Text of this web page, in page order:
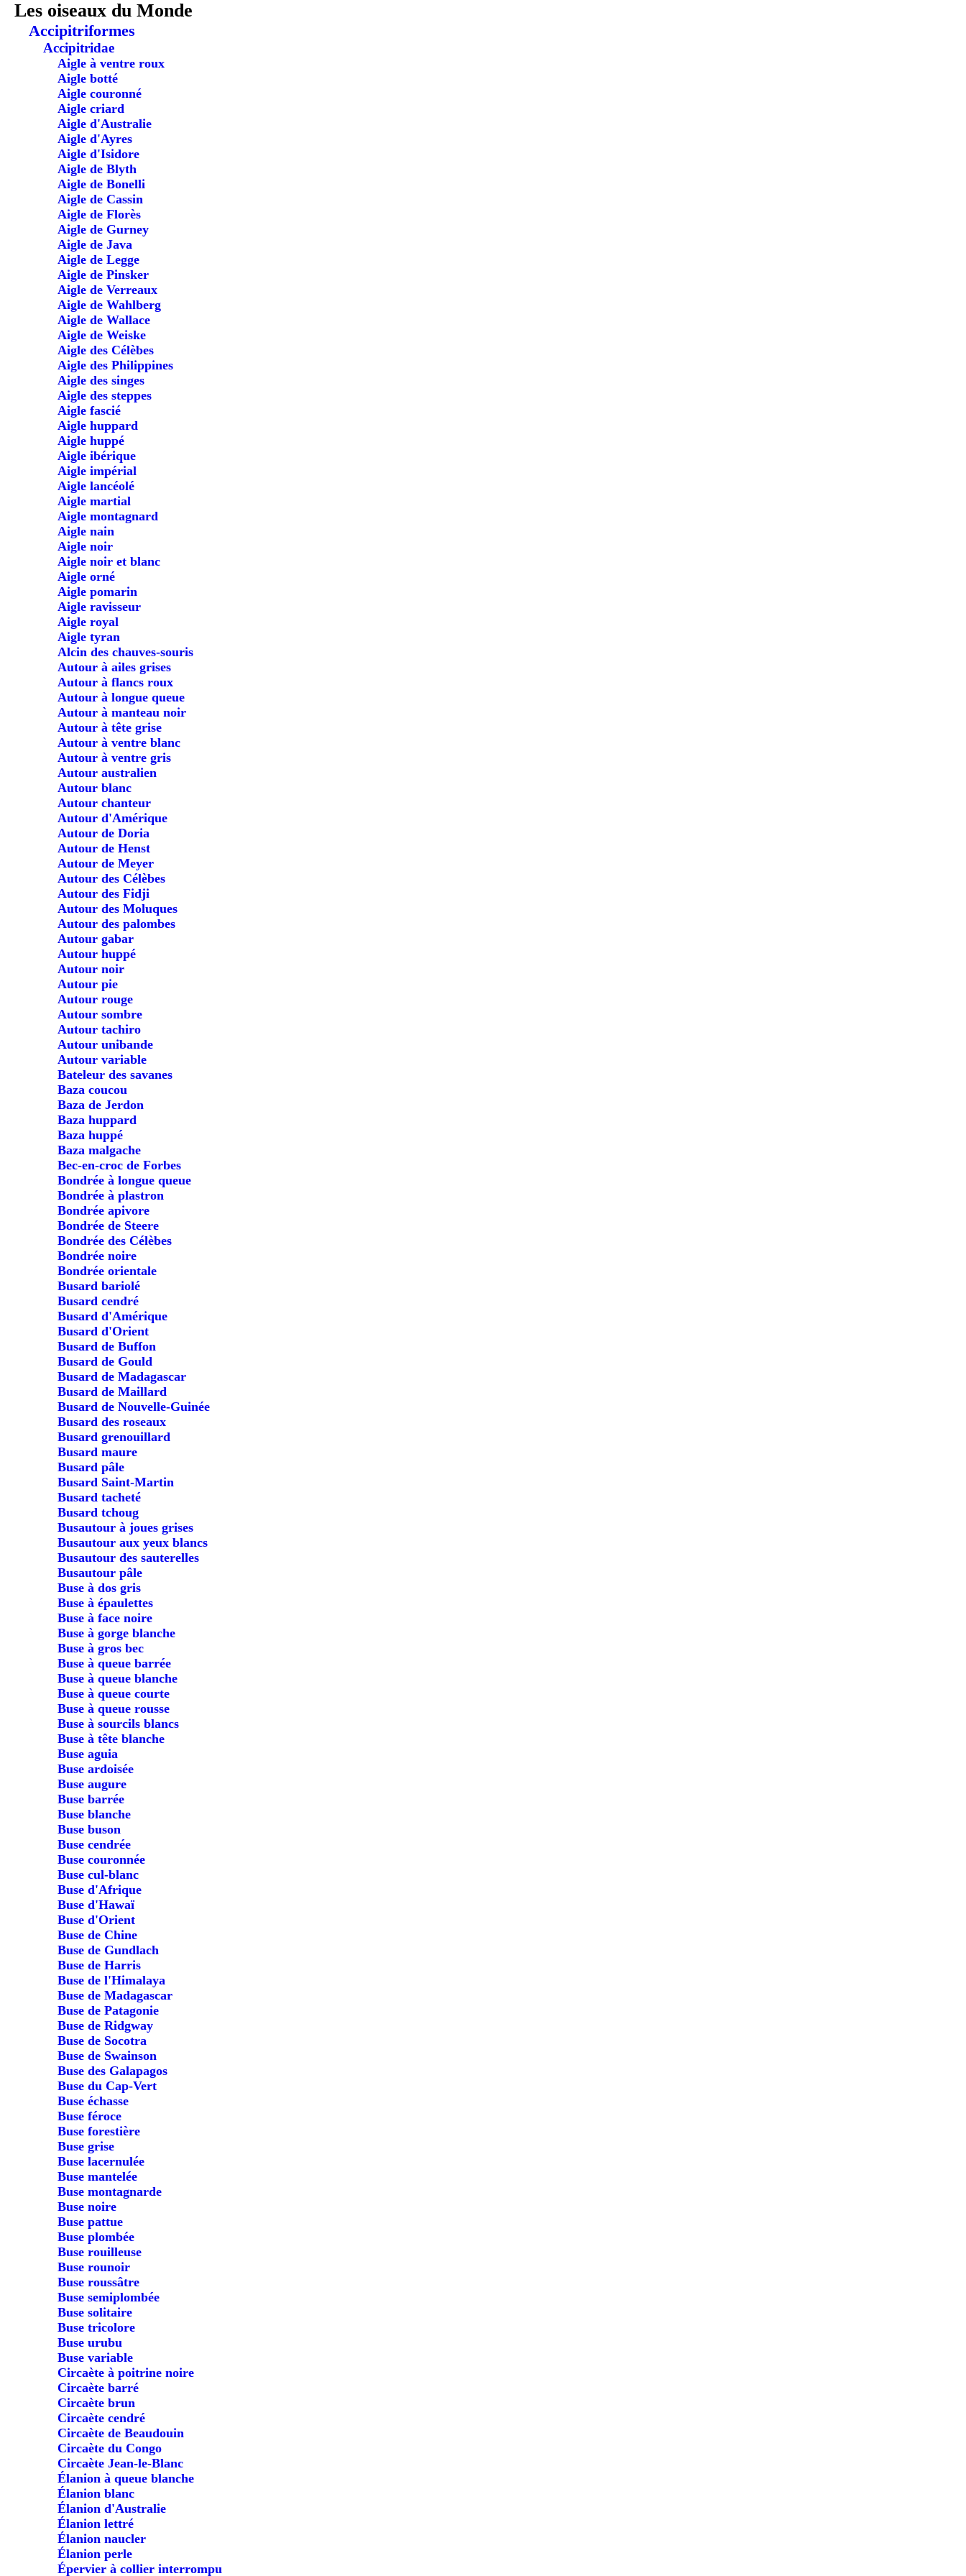
Les oiseaux du Monde
Accipitriformes
Accipitridae
Aigle à ventre roux
Aigle botté
Aigle couronné
Aigle criard
Aigle d'Australie
Aigle d'Ayres
Aigle d'Isidore
Aigle de Blyth
Aigle de Bonelli
Aigle de Cassin
Aigle de Florès
Aigle de Gurney
Aigle de Java
Aigle de Legge
Aigle de Pinsker
Aigle de Verreaux
Aigle de Wahlberg
Aigle de Wallace
Aigle de Weiske
Aigle des Célèbes
Aigle des Philippines
Aigle des singes
Aigle des steppes
Aigle fascié
Aigle huppard
Aigle huppé
Aigle ibérique
Aigle impérial
Aigle lancéolé
Aigle martial
Aigle montagnard
Aigle nain
Aigle noir
Aigle noir et blanc
Aigle orné
Aigle pomarin
Aigle ravisseur
Aigle royal
Aigle tyran
Alcin des chauves-souris
Autour à ailes grises
Autour à flancs roux
Autour à longue queue
Autour à manteau noir
Autour à tête grise
Autour à ventre blanc
Autour à ventre gris
Autour australien
Autour blanc
Autour chanteur
Autour d'Amérique
Autour de Doria
Autour de Henst
Autour de Meyer
Autour des Célèbes
Autour des Fidji
Autour des Moluques
Autour des palombes
Autour gabar
Autour huppé
Autour noir
Autour pie
Autour rouge
Autour sombre
Autour tachiro
Autour unibande
Autour variable
Bateleur des savanes
Baza coucou
Baza de Jerdon
Baza huppard
Baza huppé
Baza malgache
Bec-en-croc de Forbes
Bondrée à longue queue
Bondrée à plastron
Bondrée apivore
Bondrée de Steere
Bondrée des Célèbes
Bondrée noire
Bondrée orientale
Busard bariolé
Busard cendré
Busard d'Amérique
Busard d'Orient
Busard de Buffon
Busard de Gould
Busard de Madagascar
Busard de Maillard
Busard de Nouvelle-Guinée
Busard des roseaux
Busard grenouillard
Busard maure
Busard pâle
Busard Saint-Martin
Busard tacheté
Busard tchoug
Busautour à joues grises
Busautour aux yeux blancs
Busautour des sauterelles
Busautour pâle
Buse à dos gris
Buse à épaulettes
Buse à face noire
Buse à gorge blanche
Buse à gros bec
Buse à queue barrée
Buse à queue blanche
Buse à queue courte
Buse à queue rousse
Buse à sourcils blancs
Buse à tête blanche
Buse aguia
Buse ardoisée
Buse augure
Buse barrée
Buse blanche
Buse buson
Buse cendrée
Buse couronnée
Buse cul-blanc
Buse d'Afrique
Buse d'Hawaï
Buse d'Orient
Buse de Chine
Buse de Gundlach
Buse de Harris
Buse de l'Himalaya
Buse de Madagascar
Buse de Patagonie
Buse de Ridgway
Buse de Socotra
Buse de Swainson
Buse des Galapagos
Buse du Cap-Vert
Buse échasse
Buse féroce
Buse forestière
Buse grise
Buse lacernulée
Buse mantelée
Buse montagnarde
Buse noire
Buse pattue
Buse plombée
Buse rouilleuse
Buse rounoir
Buse roussâtre
Buse semiplombée
Buse solitaire
Buse tricolore
Buse urubu
Buse variable
Circaète à poitrine noire
Circaète barré
Circaète brun
Circaète cendré
Circaète de Beaudouin
Circaète du Congo
Circaète Jean-le-Blanc
Élanion à queue blanche
Élanion blanc
Élanion d'Australie
Élanion lettré
Élanion naucler
Élanion perle
Épervier à collier interrompu